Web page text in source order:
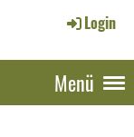
Login
Menü